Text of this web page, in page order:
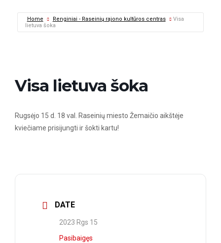
Home Renginiai - Raseinių rajono kultūros centras
Visa
lietuva šoka
Visa lietuva šoka
Rugsėjo 15 d. 18 val. Raseinių miesto Žemaičio aikštėje
kviečiame prisijungti ir šokti kartu!
DATE
2023 Rgs 15
Pasibaigęs